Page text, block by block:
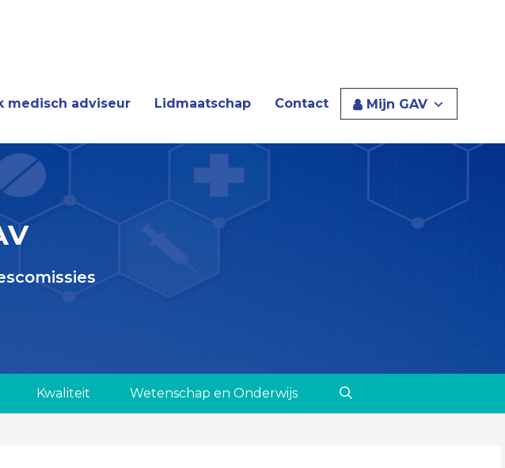
medisch adviseur Lidmaatschap Contact Mijn GAV
Kwaliteit Wetenschap en Onderwijs